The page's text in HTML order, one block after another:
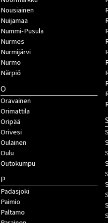
Nousiainen
Nuijamaa
Nummi-Pusula
Nurmes
Nurmijärvi
Nurmo
Närpiö
O
Oravainen
Orimattila
Oripää
Orivesi
Oulainen
Oulu
Outokumpu
P
Padasjoki
Paimio
Paltamo